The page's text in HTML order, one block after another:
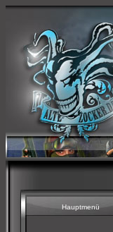
Hauptmenü